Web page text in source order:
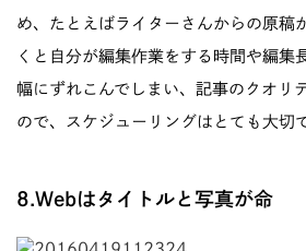
め、たとえばライターさんからの原稿
くと自分が編集作業をする時間や編集
幅にずれこんでしまい、記事のクオリ
ので、スケジューリングはとても大切
8.Webはタイトルと写真が命